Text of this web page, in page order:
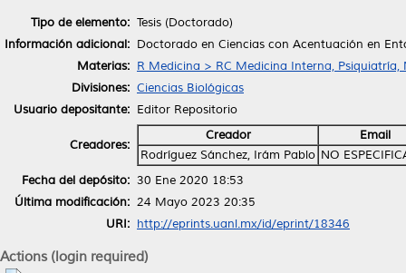
Tipo de elemento: Tesis (Doctorado)
Información adicional: Doctorado en Ciencias con Acentuación en
Materias: R Medicina > RC Medicina Interna, Psiquiatría,
Divisiones: Ciencias Biológicas
Usuario depositante: Editor Repositorio
Creadores:
Creador
Email
Rodríguez Sánchez, Irám Pablo NO
Fecha del depósito: 30 Ene 2020 18:53
Última modificación: 24 Mayo 2023 20:35
URI: http://eprints.uanl.mx/id/eprint/18346
Actions (login required)